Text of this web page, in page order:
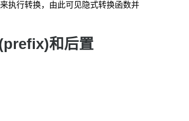
执行转换，由此可见隐式转换函数并
和后置